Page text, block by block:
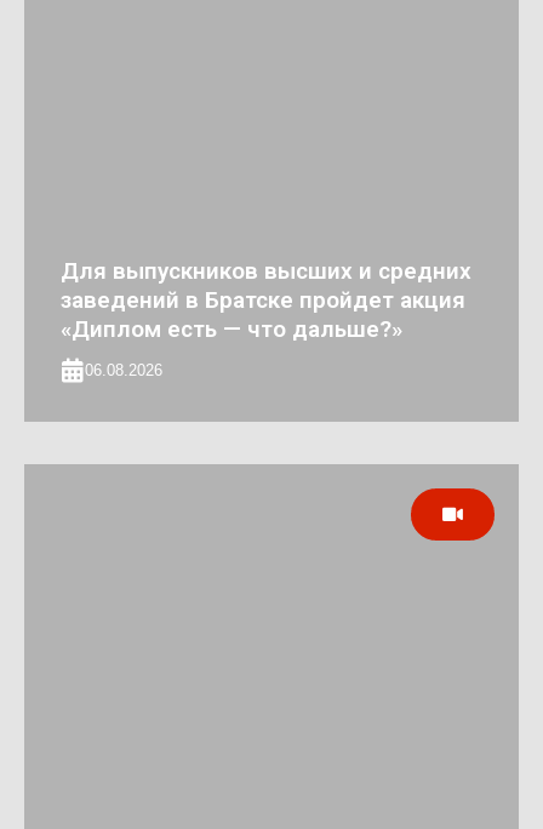
Для выпускников высших и средних
заведений в Братске пройдет акция
«Диплом есть — что дальше?»
06.08.2026